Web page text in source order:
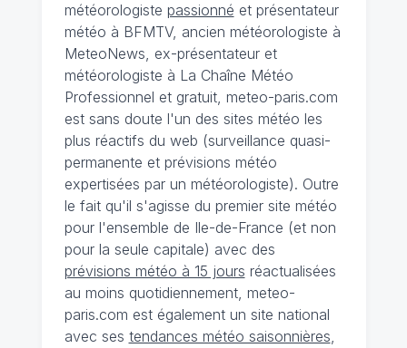
météorologiste passionné et présentateur
météo à BFMTV, ancien météorologiste à
MeteoNews, ex-présentateur et
météorologiste à La Chaîne Météo
Professionnel et gratuit, meteo-paris.com
est sans doute l'un des sites météo les
plus réactifs du web (surveillance quasi-
permanente et prévisions météo
expertisées par un météorologiste). Outre
le fait qu'il s'agisse du premier site météo
pour l'ensemble de Ile-de-France (et non
pour la seule capitale) avec des
prévisions météo à 15 jours réactualisées
au moins quotidiennement, meteo-
paris.com est également un site national
avec ses tendances météo saisonnières,